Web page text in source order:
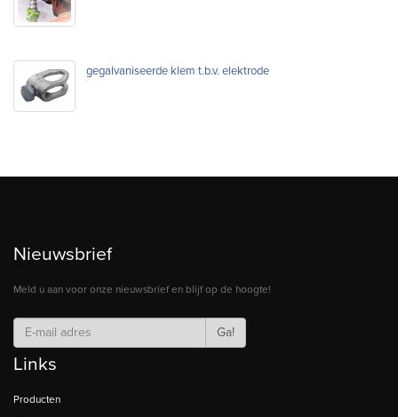
gegalvaniseerde klem t.b.v. elektrode
Nieuwsbrief
Meld u aan voor onze nieuwsbrief en blijf op de hoogte!
Ga!
Links
Producten